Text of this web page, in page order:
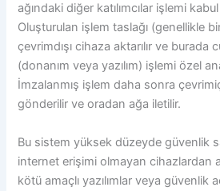
ağındaki diğer katılımcılar işlemi
Oluşturulan işlem taslağı (genellikle
çevrimdışı cihaza aktarılır ve burada
(donanım veya yazılım) işlemi özel
İmzalanmış işlem daha sonra
gönderilir ve oradan ağa iletilir.
Bu sistem yüksek düzeyde güvenlik
internet erişimi olmayan cihazlardan
kötü amaçlı yazılımlar veya güvenlik